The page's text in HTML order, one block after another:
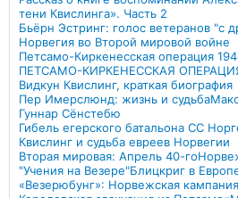
тени Квислинга». Часть 2
Бьёрн Эстринг: голос ветеранов "с
Норвегия во Второй мировой войне
Петсамо-Киркенесская операция
ПЕТСАМО-КИРКЕНЕССКАЯ
Видкун Квислинг, краткая биография
Пер Имерслюнд: жизнь и судьба
Гуннар Сёнстебю
Гибель егерского батальона СС
Квислинг и судьба евреев Норвегии
Вторая мировая: Апрель 40-го
"Учения на Везере"Блицкриг в
«Везерюбунг»: Норвежская